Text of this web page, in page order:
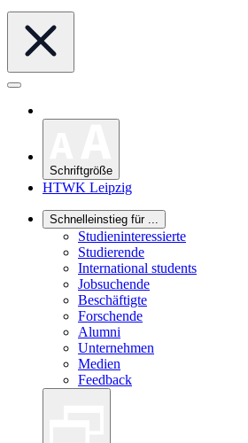
Schriftgröße
HTWK Leipzig
Schnelleinstieg für ...
Studieninteressierte
Studierende
International students
Jobsuchende
Beschäftigte
Forschende
Alumni
Unternehmen
Medien
Feedback